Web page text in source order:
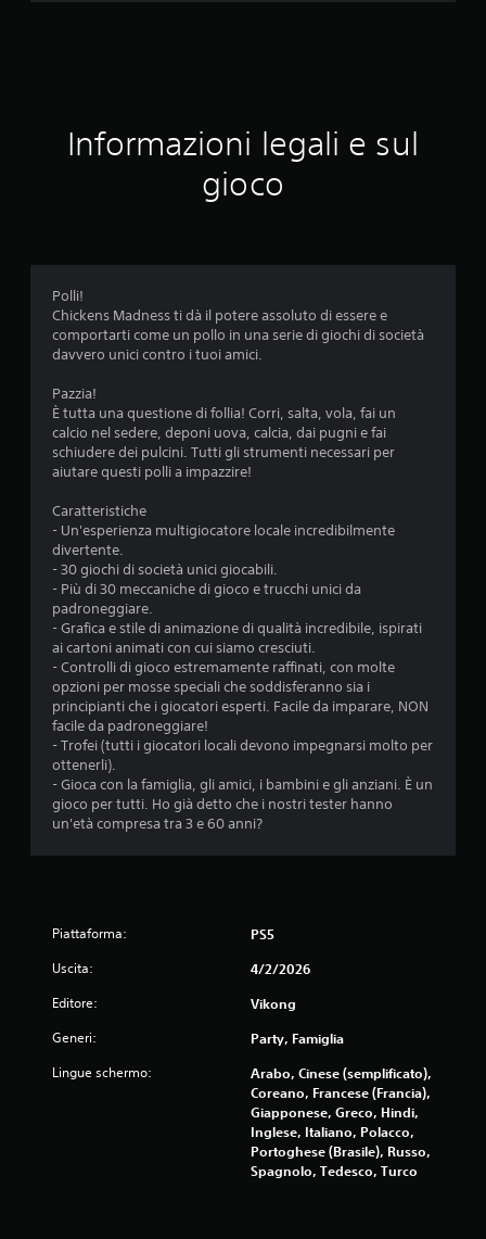
a
o
i
Informazioni legali e sul
gioco
Polli!
Chickens Madness ti dà il potere assoluto di essere e
comportarti come un pollo in una serie di giochi di società
davvero unici contro i tuoi amici.
Pazzia!
È tutta una questione di follia! Corri, salta, vola, fai un
calcio nel sedere, deponi uova, calcia, dai pugni e fai
schiudere dei pulcini. Tutti gli strumenti necessari per
aiutare questi polli a impazzire!
Caratteristiche
- Un'esperienza multigiocatore locale incredibilmente
divertente.
- 30 giochi di società unici giocabili.
- Più di 30 meccaniche di gioco e trucchi unici da
padroneggiare.
- Grafica e stile di animazione di qualità incredibile, ispirati
ai cartoni animati con cui siamo cresciuti.
- Controlli di gioco estremamente raffinati, con molte
opzioni per mosse speciali che soddisferanno sia i
principianti che i giocatori esperti. Facile da imparare, NON
facile da padroneggiare!
- Trofei (tutti i giocatori locali devono impegnarsi molto per
ottenerli).
- Gioca con la famiglia, gli amici, i bambini e gli anziani. È un
gioco per tutti. Ho già detto che i nostri tester hanno
un'età compresa tra 3 e 60 anni?
Piattaforma: PS5
Uscita: 4/2/2026
Editore: Vikong
Generi: Party, Famiglia
Lingue schermo:
Arabo, Cinese (semplificato),
Coreano, Francese (Francia),
Giapponese, Greco, Hindi,
Inglese, Italiano, Polacco,
Portoghese (Brasile), Russo,
Spagnolo, Tedesco, Turco